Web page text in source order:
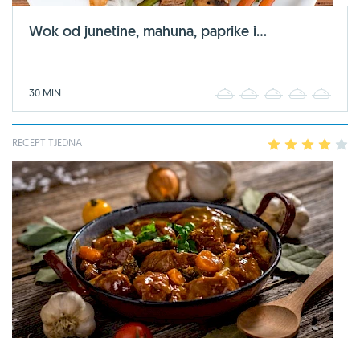
Wok od junetine, mahuna, paprike i...
30 MIN 2 3 4
RECEPT TJEDNA 2 3 4